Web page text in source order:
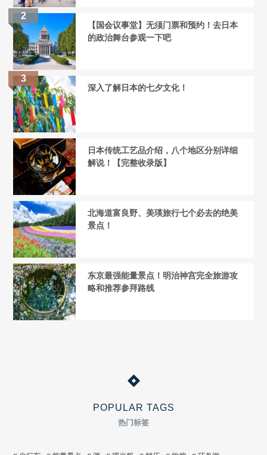
POPULAR TAGS
热门标签
【国会议事堂】无须门票和预约！去日本
的政治舞台参观一下吧
深入了解日本的七夕文化！
日本传统工艺品介绍，八个地区分别详细
解说！【完整收录版】
北海道富良野、美瑛旅行七个必去的绝美
景点！
东京最强能量景点！明治神宫完全旅游攻
略和推荐参拜路线